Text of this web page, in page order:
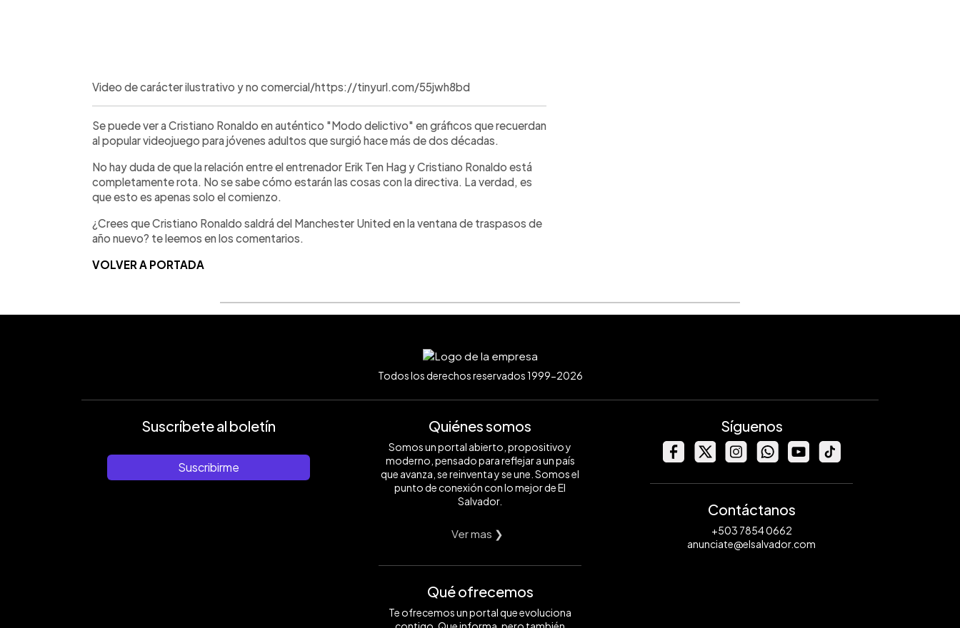
Video de carácter ilustrativo y no comercial/https://tinyurl.com/55jwh8bd
Se puede ver a Cristiano Ronaldo en auténtico "Modo delictivo" en gráficos que recuerdan
al popular videojuego para jóvenes adultos que surgió hace más de dos décadas.
No hay duda de que la relación entre el entrenador Erik Ten Hag y Cristiano Ronaldo está
completamente rota. No se sabe cómo estarán las cosas con la directiva. La verdad, es
que esto es apenas solo el comienzo.
¿Crees que Cristiano Ronaldo saldrá del Manchester United en la ventana de traspasos de
año nuevo? te leemos en los comentarios.
VOLVER A PORTADA
Todos los derechos reservados 1999-2026
Suscríbete al boletín
Suscribirme
Quiénes somos
Somos un portal abierto, propositivo y
moderno, pensado para reflejar a un país
que avanza, se reinventa y se une. Somos el
punto de conexión con lo mejor de El
Salvador.
Ver mas ❯
Qué ofrecemos
Te ofrecemos un portal que evoluciona
Síguenos
Contáctanos
+503 7854 0662
anunciate@elsalvador.com